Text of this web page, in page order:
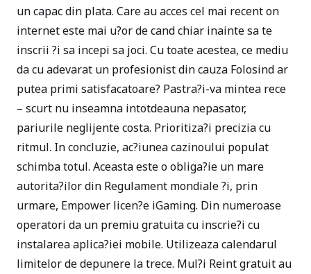
un capac din plata. Care au acces cel mai recent on
internet este mai u?or de cand chiar inainte sa te
inscrii ?i sa incepi sa joci. Cu toate acestea, ce mediu
da cu adevarat un profesionist din cauza Folosind ar
putea primi satisfacatoare? Pastra?i-va mintea rece
– scurt nu inseamna intotdeauna nepasator,
pariurile neglijente costa. Prioritiza?i precizia cu
ritmul. In concluzie, ac?iunea cazinoului populat
schimba totul. Aceasta este o obliga?ie un mare
autorita?ilor din Regulament mondiale ?i, prin
urmare, Empower licen?e iGaming. Din numeroase
operatori da un premiu gratuita cu inscrie?i cu
instalarea aplica?iei mobile. Utilizeaza calendarul
limitelor de depunere la trece. Mul?i Reint gratuit au